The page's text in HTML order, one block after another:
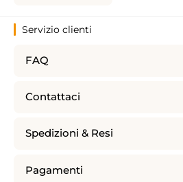
Servizio clienti
FAQ
Contattaci
Spedizioni & Resi
Pagamenti